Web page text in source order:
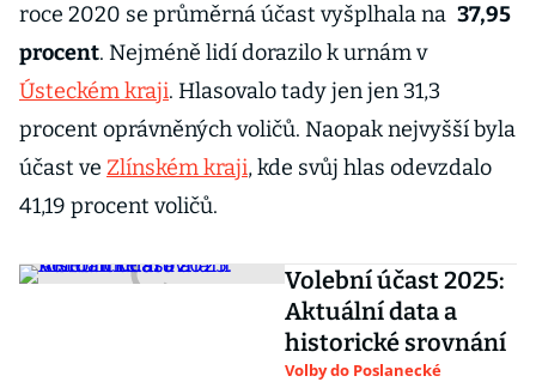
roce 2020 se průměrná účast vyšplhala na 37,95
procent. Nejméně lidí dorazilo k urnám v
Ústeckém kraji. Hlasovalo tady jen jen 31,3
procent oprávněných voličů. Naopak nejvyšší byla
účast ve Zlínském kraji, kde svůj hlas odevzdalo
41,19 procent voličů.
Volební účast 2025:
Aktuální data a
historické srovnání
Volby do Poslanecké